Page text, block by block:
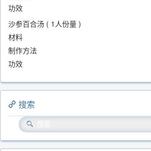
功效
沙参百合汤 ( 1人份量 )
材料
制作方法
功效
搜索